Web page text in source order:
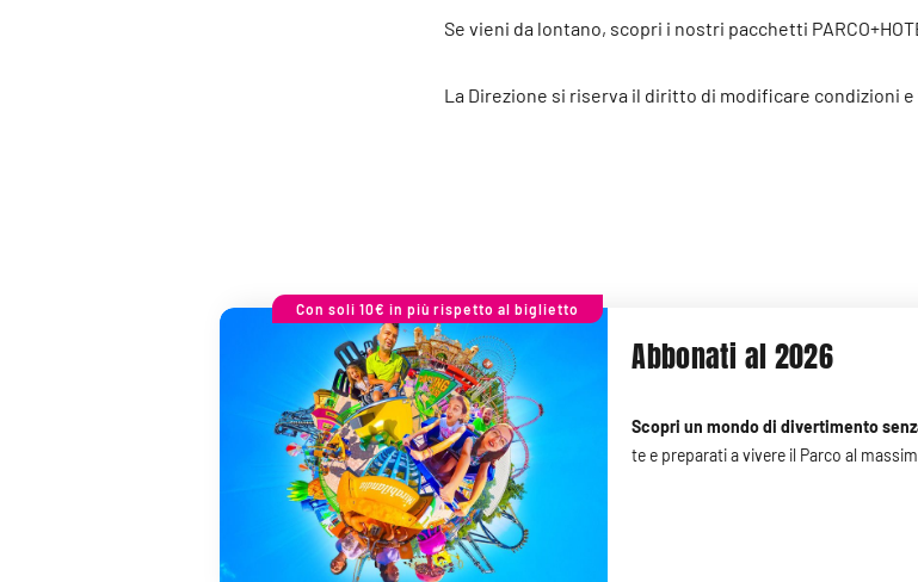
Se vieni da lontano, scopri i nostri pacchetti
La Direzione si riserva il diritto di modificare condizioni
Con soli 10€ in più rispetto al biglietto
Abbonati al 2026
Scopri un mondo di divertimento
te e preparati a vivere il Parco al